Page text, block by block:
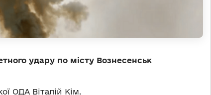
удару по місту Вознесенськ
ОДА Віталій Кім.